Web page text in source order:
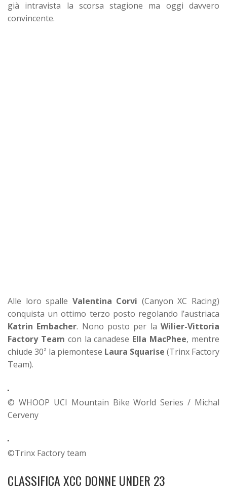
già intravista la scorsa stagione ma oggi davvero
convincente.
Alle loro spalle Valentina Corvi (Canyon XC Racing)
conquista un ottimo terzo posto regolando l’austriaca
Katrin Embacher. Nono posto per laWilier-Vittoria
Factory Team con la canadese Ella MacPhee, mentre
chiude 30ª la piemontese Laura Squarise (Trinx Factory
Team).
© WHOOP UCI Mountain Bike World Series / Michal
Cerveny
©Trinx Factory team
CLASSIFICA XCC DONNE UNDER 23